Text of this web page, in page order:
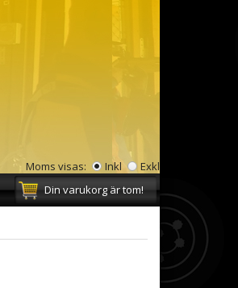
Moms visas: Inkl
Exkl
Din varukorg är tom!